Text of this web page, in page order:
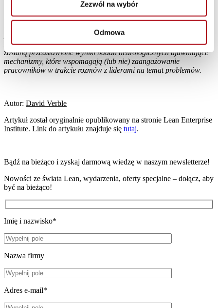
Zezwól na wybór
Odmowa
Jest to pierwsza część z planowanej serii artykułów na temat tego,
pracownikami ma zasadnicze znaczenie w tworzeniu kultury
zaangażowania i ciągłego doskonalenia. W następnym artykule
zostaną przedstawione wyniki badań neurologicznych ujawniające
mechanizmy, które wspomagają (lub nie) zaangażowanie
pracowników w trakcie rozmów z liderami na temat problemów.
Autor: David Verble
Artykuł został oryginalnie opublikowany na stronie Lean Enterprise
Institute. Link do artykułu znajduje się tutaj.
Bądź na bieżąco i zyskaj darmową wiedzę w naszym newsletterze!
Nowości ze świata Lean, wydarzenia, oferty specjalne – dołącz, aby
być na bieżąco!
Imię i nazwisko*
Nazwa firmy
Adres e-mail*